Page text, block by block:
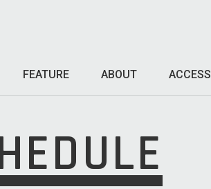
FEATURE ABOUT ACCESS